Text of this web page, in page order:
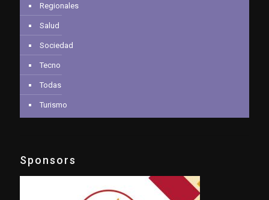
Regionales
Salud
Sociedad
Tecno
Todas
Turismo
Sponsors